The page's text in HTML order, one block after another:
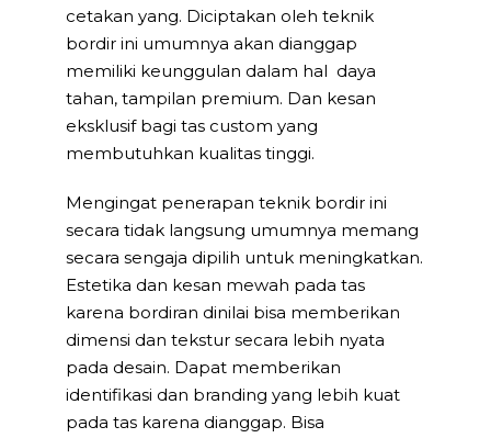
cetakan yang. Diciptakan oleh teknik
bordir ini umumnya akan dianggap
memiliki keunggulan dalam hal daya
tahan, tampilan premium. Dan kesan
eksklusif bagi tas custom yang
membutuhkan kualitas tinggi.
Mengingat penerapan teknik bordir ini
secara tidak langsung umumnya memang
secara sengaja dipilih untuk meningkatkan.
Estetika dan kesan mewah pada tas
karena bordiran dinilai bisa memberikan
dimensi dan tekstur secara lebih nyata
pada desain. Dapat memberikan
identifikasi dan branding yang lebih kuat
pada tas karena dianggap. Bisa